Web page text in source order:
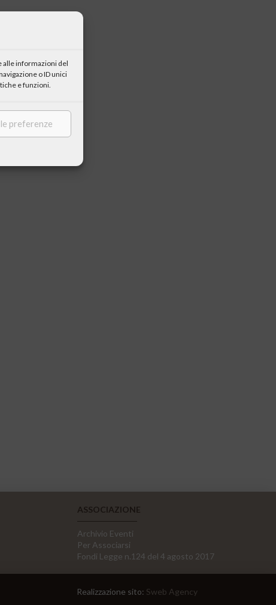
alle informazioni del
o ID unici
e funzioni.
preferenze
ASSOCIAZIONE
Archivio Eventi
Per Associarsi
Fondi Legge n.124 del 4 agosto 2017
Realizzazione sito: Sweb Agency